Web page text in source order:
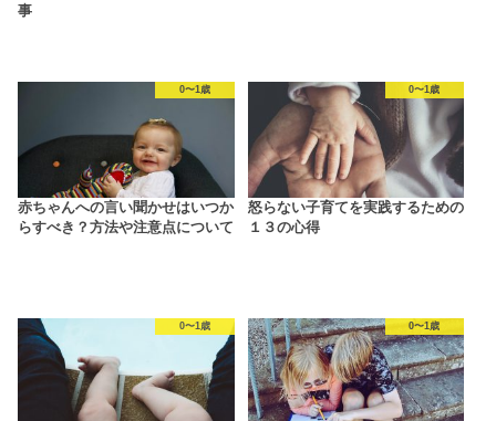
事
0〜1歳
赤ちゃんへの言い聞かせはいつか
らすべき？方法や注意点について
0〜1歳
怒らない子育てを実践するための
１３の心得
0〜1歳 0〜1歳